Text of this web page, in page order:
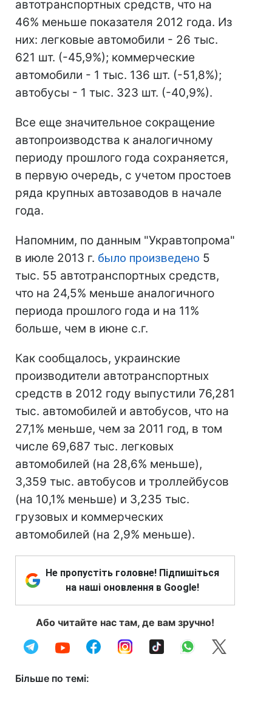
автотранспортных средств, что на
46% меньше показателя 2012 года. Из
них: легковые автомобили - 26 тыс.
621 шт. (-45,9%); коммерческие
автомобили - 1 тыс. 136 шт. (-51,8%);
автобусы - 1 тыс. 323 шт. (-40,9%).
Все еще значительное сокращение
автопроизводства к аналогичному
периоду прошлого года сохраняется,
в первую очередь, с учетом простоев
ряда крупных автозаводов в начале
года.
Напомним, по данным "Укравтопрома"
в июле 2013 г. было произведено 5
тыс. 55 автотранспортных средств,
что на 24,5% меньше аналогичного
периода прошлого года и на 11%
больше, чем в июне с.г.
Как сообщалось, украинские
производители автотранспортных
средств в 2012 году выпустили 76,281
тыс. автомобилей и автобусов, что на
27,1% меньше, чем за 2011 год, в том
числе 69,687 тыс. легковых
автомобилей (на 28,6% меньше),
3,359 тыс. автобусов и троллейбусов
(на 10,1% меньше) и 3,235 тыс.
грузовых и коммерческих
автомобилей (на 2,9% меньше).
Не пропустіть головне! Підпишіться
на наші оновлення в Google!
Або читайте нас там, де вам зручно!
Більше по темі: